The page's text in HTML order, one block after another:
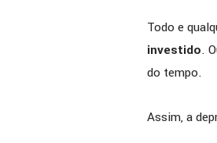
Todo e
investido.
do tempo.
Assim, a